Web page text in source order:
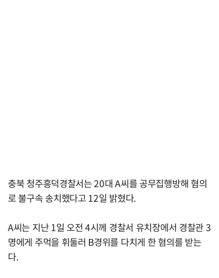
충북 청주흥덕경찰서는 20대 A씨를 공무집행방해 혐의
로 불구속 송치했다고 12일 밝혔다.
A씨는 지난 1일 오전 4시께 경찰서 유치장에서 경찰관 3
명에게 주먹을 휘둘러 B경위를 다치게 한 혐의를 받는
다.